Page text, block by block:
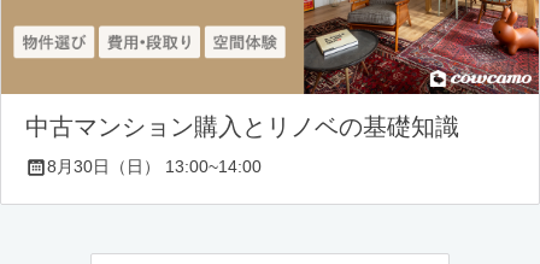
中古マンション購入とリノベの基礎知識
8月30日（日） 13:00~14:00